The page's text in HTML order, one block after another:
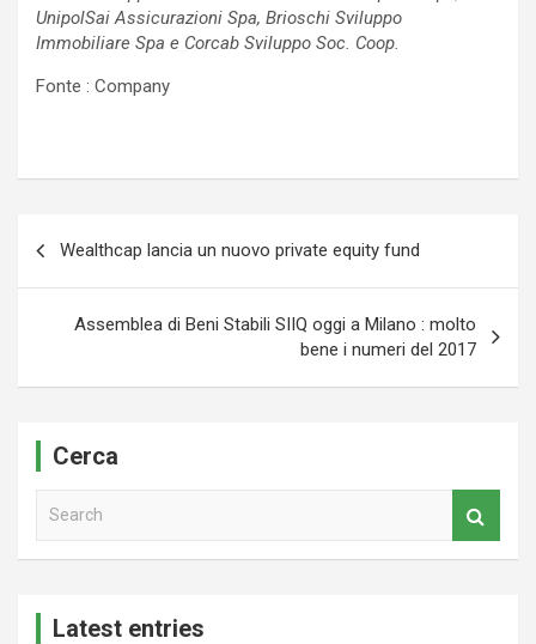
UnipolSai Assicurazioni Spa, Brioschi Sviluppo
Immobiliare Spa e Corcab Sviluppo Soc. Coop.
Fonte : Company
Wealthcap lancia un nuovo private equity fund
Assemblea di Beni Stabili SIIQ oggi a Milano : molto
bene i numeri del 2017
Cerca
Latest entries